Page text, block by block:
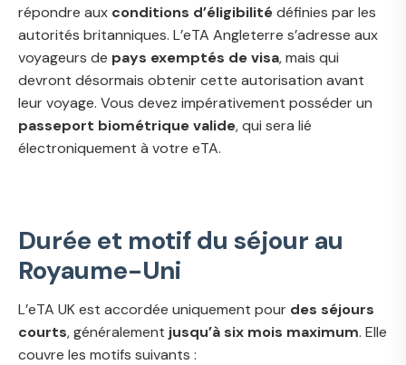
répondre aux conditions d’éligibilitédéfinies par les
autorités britanniques. L’eTA Angleterre s’adresse aux
voyageurs de pays exemptés de visa, mais qui
devront désormais obtenir cette autorisation avant
leur voyage. Vous devez impérativement posséder un
passeport biométrique valide, qui sera lié
électroniquement à votre eTA.
Durée et motif du séjour au
Royaume-Uni
L’eTA UK est accordée uniquement pour des séjours
courts, généralement jusqu’à six mois maximum. Elle
couvre les motifs suivants :